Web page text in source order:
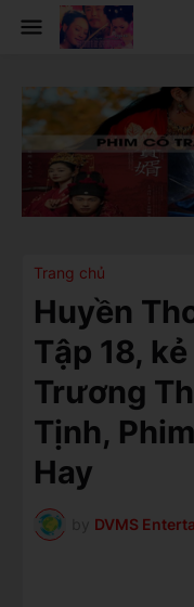
Trang chủ
Huyền
Tập 18,
Trương
Tịnh,
Hay
DVMS